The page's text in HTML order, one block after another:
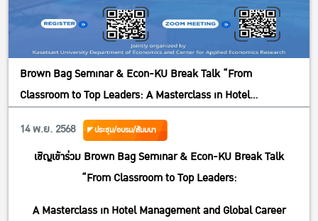
Brown Bag Seminar & Econ-KU Break Talk “From
Classroom to Top Leaders: A Masterclass in Hotel
Management and Global Career Success”
14 พ.ย. 2568 ประชุม/อบรม/สัมมนา
เชิญเข้าร่วม Brown Bag Seminar & Econ-KU Break Talk
“From Classroom to Top Leaders:
A Masterclass in Hotel Management and Global Career